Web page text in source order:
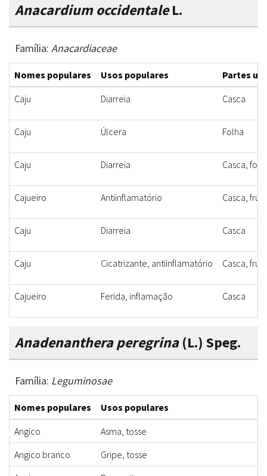
Anacardium occidentaleL.
Família: Anacardiaceae
Nomes populares Usos populares
Partes
Caju
Diarreia Casca
Caju Úlcera Folha
Caju Diarreia Casca,
Cajueiro Antiinflamatório Casca,
Caju Diarreia Casca
Caju Cicatrizante, antiinflamatório Casca,
Cajueiro Ferida, inflamação Casca
Anadenanthera peregrina(L.) Speg.
Família: Leguminosae
Nomes populares
Usos populares
Angico
Asma, tosse
Angico branco
Gripe, tosse